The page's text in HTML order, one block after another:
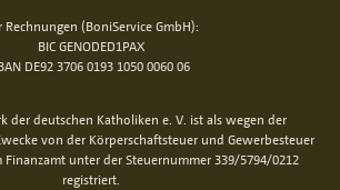
Rechnungen (BoniService GmbH):
BIC GENODED1PAX
DE92 3706 0193 1050 0060 06
der deutschen Katholiken e. V. ist als wegen der
von der Körperschaftsteuer und Gewerbesteuer
unter der Steuernummer 339/5794/0212
registriert.